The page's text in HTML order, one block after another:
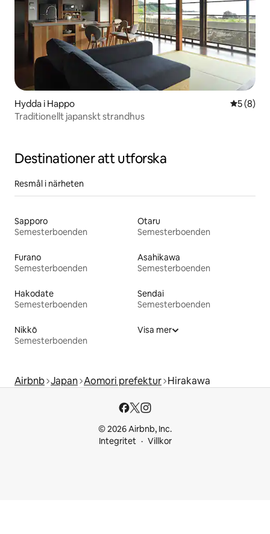
Hydda i Happo 5 av 5 i
5 (8)
Traditionellt japanskt strandhus
Destinationer att utforska
Resmål i närheten
Sapporo
Semesterboenden
Otaru
Semesterboenden
Furano
Semesterboenden
Asahikawa
Semesterboenden
Hakodate
Semesterboenden
Sendai
Semesterboenden
Nikkō
Semesterboenden
Visa mer
Airbnb Japan Aomori prefektur Hirakawa
© 2026 Airbnb, Inc.
Integritet
Villkor